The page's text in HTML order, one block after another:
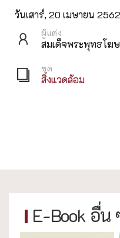
วันเสาร์, 20 เมษายน 2562
ผู้แต่ง
สมเด็จพระพุทธโฆ
ชุด
สิ่งแวดล้อม
E-Book อื่น